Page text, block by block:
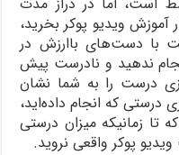
ویدیو پوکر بخرید،
با دست‌های باارزش در
ندهید و نادرست پیش
درست را به شما نشان
درستی که انجام داده‌اید،
تا زمانیکه میزان درستی